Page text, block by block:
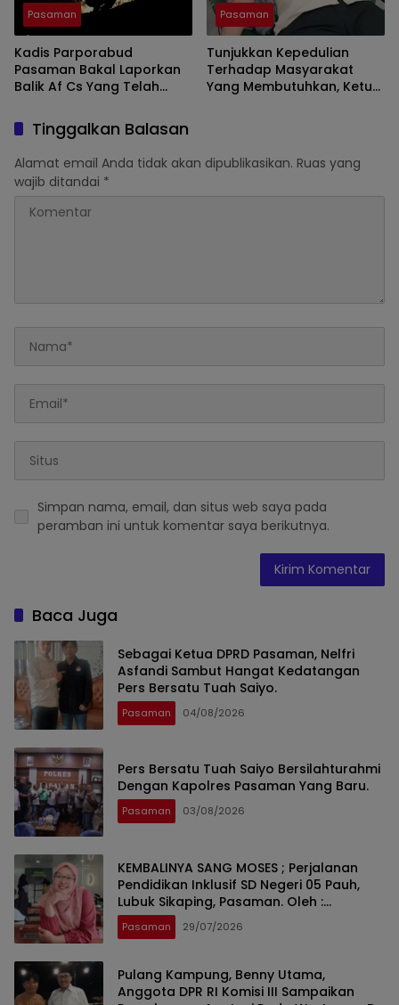
Pasaman
Kadis Parporabud
Pasaman Bakal Laporkan
Balik Af Cs Yang Telah
Melaporkannya
Pasaman
Tunjukkan Kepedulian
Terhadap Masyarakat
Yang Membutuhkan, Ketua
Tinggalkan Balasan
Alamat email Anda tidak akan dipublikasikan. Ruas yang
wajib ditandai *
Simpan nama, email, dan situs web saya pada
peramban ini untuk komentar saya berikutnya.
Baca Juga
Sebagai Ketua DPRD Pasaman, Nelfri
Asfandi Sambut Hangat Kedatangan
Pers Bersatu Tuah Saiyo.
Pasaman 04/08/2026
Pers Bersatu Tuah Saiyo Bersilahturahmi
Dengan Kapolres Pasaman Yang Baru.
Pasaman 03/08/2026
KEMBALINYA SANG MOSES ; Perjalanan
Pendidikan Inklusif SD Negeri 05 Pauh,
Lubuk Sikaping, Pasaman. Oleh :
Rahmawati Ismar SS ( Guru SDN Pauh ,
Lubuk Sikaping, Pasaman.)
Pasaman 29/07/2026
Pulang Kampung, Benny Utama,
Anggota DPR RI Komisi III Sampaikan